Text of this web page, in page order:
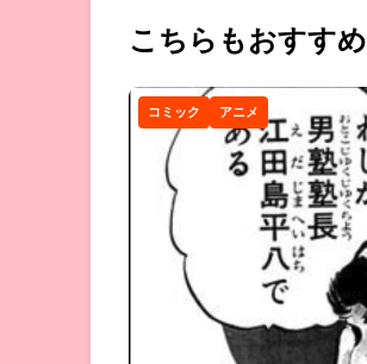
こちらもおすすめ
コミック アニメ